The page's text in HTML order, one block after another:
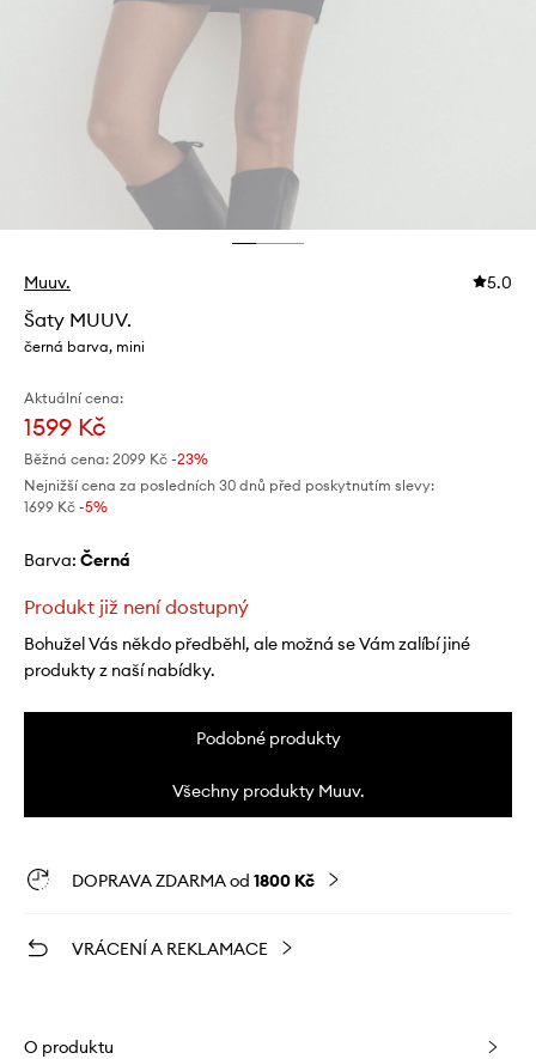
Muuv. 5.0
Šaty MUUV.
černá barva, mini
Aktuální cena:
1599 Kč
Běžná cena: 2099 Kč -23%
Nejnižší cena za posledních 30 dnů před poskytnutím slevy:
1699 Kč -5%
Barva: černá
Produkt již není dostupný
Bohužel Vás někdo předběhl, ale možná se Vám zalíbí jiné
produkty z naší nabídky.
Podobné produkty
Všechny produkty Muuv.
DOPRAVA ZDARMA od 1800 Kč
VRÁCENÍ A REKLAMACE
O produktu